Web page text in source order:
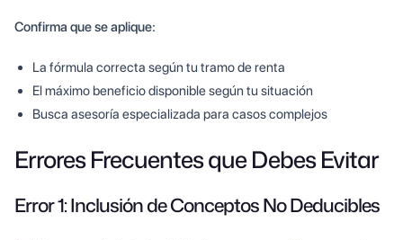
Confirma que se aplique:
La fórmula correcta según tu tramo de renta
El máximo beneficio disponible según tu situación
Busca asesoría especializada para casos complejos
Errores Frecuentes que Debes Evitar
Error 1: Inclusión de Conceptos No Deducibles